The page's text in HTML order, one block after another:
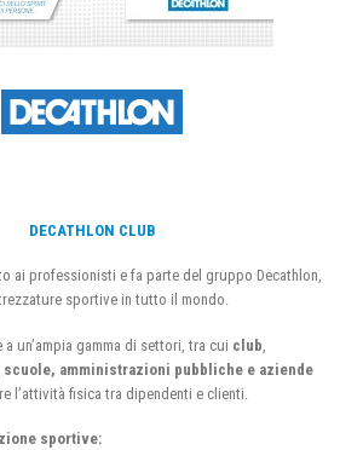
DECATHLON CLUB
ai professionisti e fa parte del gruppo Decathlon,
sportive in tutto il mondo.
un’ampia gamma di settori, tra cui club
amministrazioni pubbliche e aziende
l’attività fisica tra dipendenti e clienti.
sportive: